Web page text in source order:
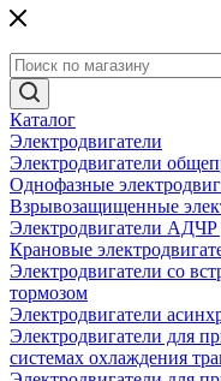
Каталог
Электродвигатели
Электродвигатели
Однофазные
Взрывозащищенные
Электродвигатели АДЧР
Крановые
Электродвигатели со
тормозом
Электродвигатели
Электродвигатели для
системах охлаждения